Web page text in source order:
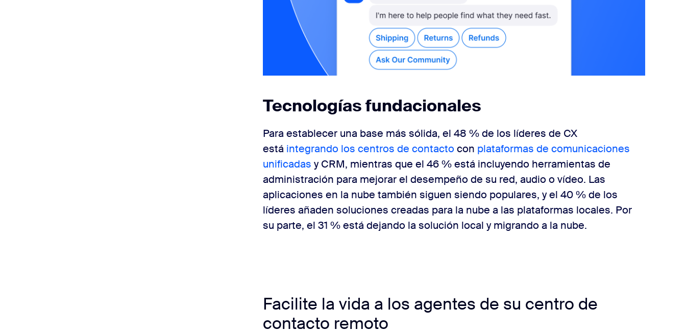
Tecnologías fundacionales
Para establecer una base más sólida, el 48 % de los líderes de CX
está integrando los centros de contacto con plataformas de comunicaciones
unificadas y CRM, mientras que el 46 % está incluyendo herramientas de
administración para mejorar el desempeño de su red, audio o vídeo. Las
aplicaciones en la nube también siguen siendo populares, y el 40 % de los
líderes añaden soluciones creadas para la nube a las plataformas locales. Por
su parte, el 31 % está dejando la solución local y migrando a la nube.
Facilite la vida a los agentes de su centro de
contacto remoto